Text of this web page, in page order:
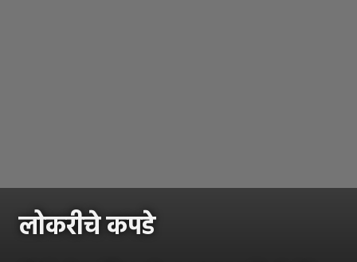
लोकरीचे कपडे